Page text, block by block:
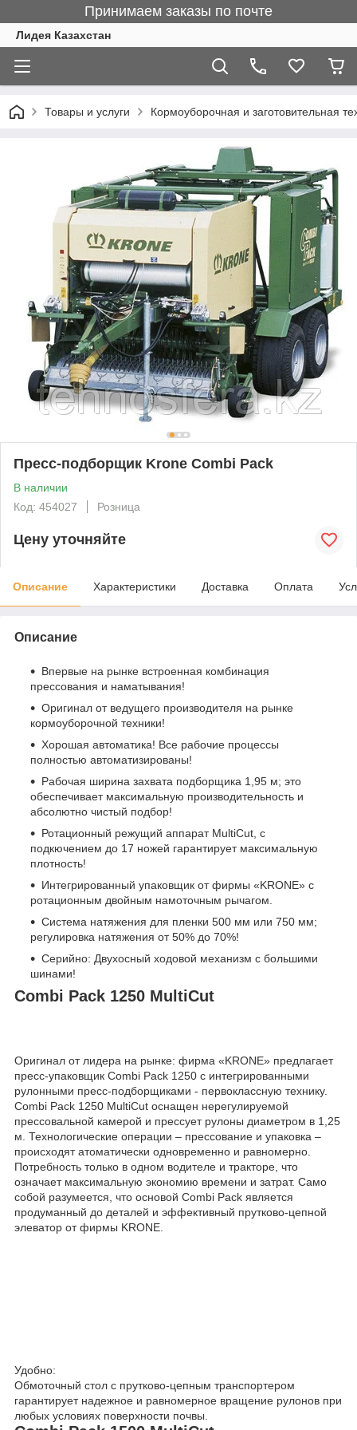
Принимаем заказы по почте
Лидея Казахстан
Товары и услуги Кормоуборочная и заготовительная
Пресс-подборщик Krone Combi Pack
В наличии
Код: 454027
Розница
Цену уточняйте
Описание Характеристики Доставка Оплата
Описание
Впервые на рынке встроенная комбинация
прессования и наматывания!
Оригинал от ведущего производителя на рынке
кормоуборочной техники!
Хорошая автоматика! Все рабочие процессы
полностью автоматизированы!
Рабочая ширина захвата подборщика 1,95 м; это
обеспечивает максимальную производительность и
абсолютно чистый подбор!
Ротационный режущий аппарат MultiCut, с
подкючением до 17 ножей гарантирует максимальную
плотность!
Интегрированный упаковщик от фирмы «KRONE» с
ротационным двойным намоточным рычагом.
Система натяжения для пленки 500 мм или 750 мм;
регулировка натяжения от 50% до 70%!
Серийно: Двухосный ходовой механизм с большими
шинами!
Combi Pack 1250 MultiCut
Оригинал от лидера на рынке: фирма «KRONE» предлагает
пресс-упаковщик Combi Pack 1250 с интегрированными
рулонными пресс-подборщиками - первоклассную технику.
Combi Pack 1250 MultiCut оснащен нерегулируемой
прессовальной камерой и прессует рулоны диаметром в 1,25
м. Технологические операции – прессование и упаковка –
происходят атоматически одновременно и равномерно.
Потребность только в одном водителе и тракторе, что
означает максимальную экономию времени и затрат. Само
собой разумеется, что основой Combi Pack является
продуманный до деталей и эффективный прутково-цепной
элеватор от фирмы KRONE.
Удобно:
Обмоточный стол с прутково-цепным транспортером
гарантирует надежное и равномерное вращение рулонов при
любых условиях поверхности почвы.